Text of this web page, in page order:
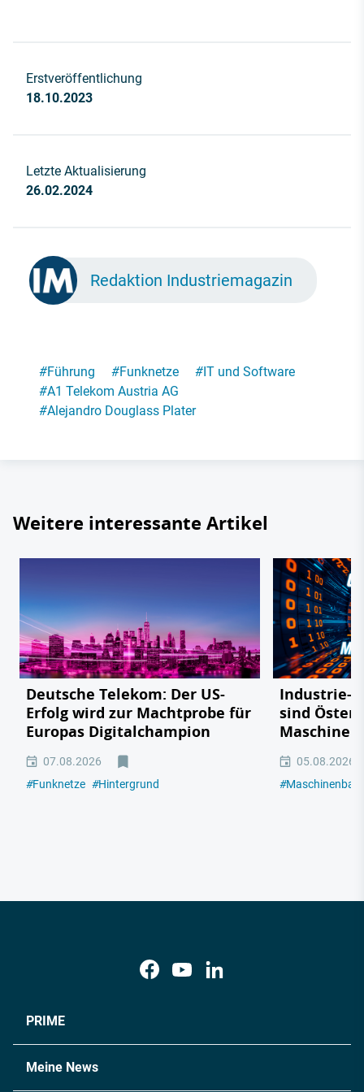
Erstveröffentlichung
18.10.2023
Letzte Aktualisierung
26.02.2024
Redaktion Industriemagazin
#Führung #Funknetze #IT und Software
#A1 Telekom Austria AG
#Alejandro Douglass Plater
Weitere interessante Artikel
Deutsche Telekom: Der US-
Erfolg wird zur Machtprobe für
Europas Digitalchampion
07.08.2026
#Funknetze #Hintergrund
Industrie-
sind
05.08.2026
#Maschinenbau
PRIME
Meine News